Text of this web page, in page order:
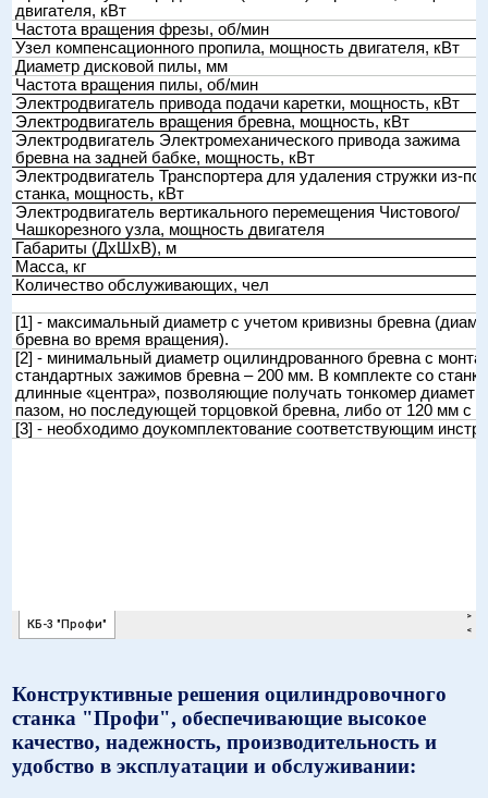
Конструктивные решения оцилиндровочного
станка "Профи", обеспечивающие высокое
качество, надежность, производительность и
удобство в эксплуатации и обслуживании: